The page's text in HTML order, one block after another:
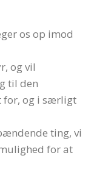
os op imod
og vil
til den
for, og i særligt
ting, vi
for at